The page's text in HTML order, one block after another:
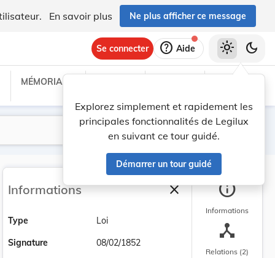
En savoir plus Ne plus afficher ce message
Se connecter help Aide
Explorez simplement et rapidement les
principales fonctionnalités de Legilux
en suivant ce tour guidé.
Démarrer un tour guidé
light_mode dark_mode
MÉMORIAL C
Lancer la recherche
Filtres
Informations closeFermer la barre
Type
Loi
Signature
08/02/1852
info
Informations
device_hub
Relations (2)